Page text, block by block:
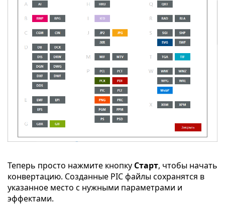
Теперь просто нажмите кнопку Старт, чтобы начать
конвертацию. Созданные PIC файлы сохранятся в
указанное место с нужными параметрами и
эффектами.